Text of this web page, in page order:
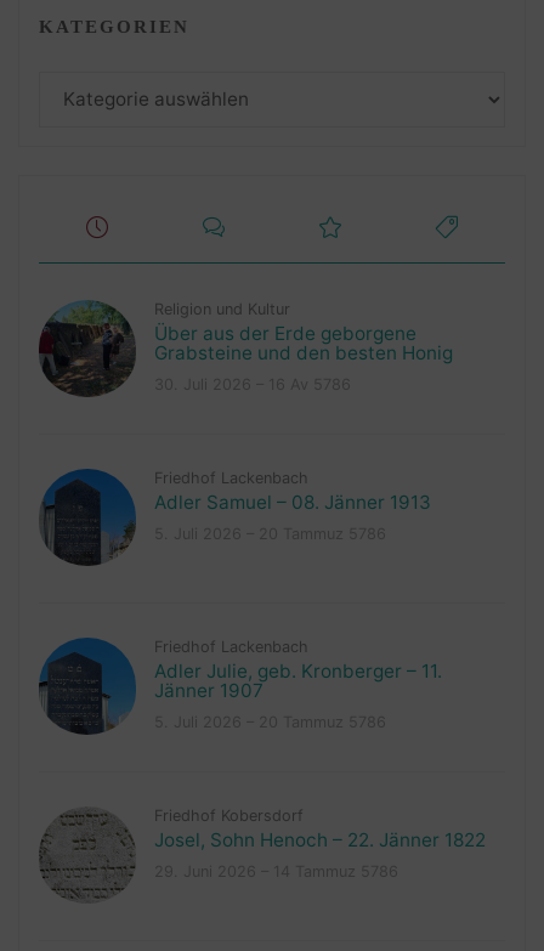
KATEGORIEN
Religion und Kultur
Über aus der Erde geborgene
Grabsteine und den besten Honig
Friedhof Lackenbach
Adler Samuel – 08. Jänner 1913
Friedhof Lackenbach
Adler Julie, geb. Kronberger – 11.
Jänner 1907
Friedhof Kobersdorf
Josel, Sohn Henoch – 22. Jänner 1822